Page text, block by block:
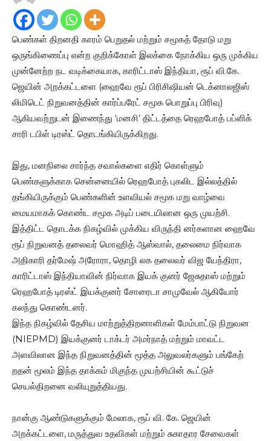
பெண்கள் திறனதி காரம் பெறுதல் மற்றும் சமூகத் தோடு மறு
ஒருங்கிணைப்பு என்ற குறிக்கோள் இலக்கை நோக்கிய ஒரு முக்கிய
முன்னேற்ற நட வடிக்கையாக, காரிட்டாஸ் இந்தியா, ரூப் வி.கே.
ஜெயின் அறக்கட்டளை (ஹைவே ரூப் பிரிசிஷியன் டெக்னாலஜிஸ்
லிமிடெட் நிறுவனத்தின் கார்ப்பரேட் சமூக பொறுப்பு பிரிவு)
ஆகியவற்றுடன் இணைந்து ‘மனசி’ திட்டத்தை ரெஹபோத் பப்ளிக்
சாரி டபிள் டிரஸ்ட் தொடங்கியிருக்கிறது.
இது, மனநிலை சார்ந்த சவால்களை எதிர் கொள்ளும்
பெண்களுக்காக சென்னையில் ரெஹபோத் புகலிட இல்லத்தில்
தங்கியிருக்கும் பெண்களின் உளவியல் சமூக மறு வாழ்வை
மையமாகக் கொண்ட சமூக அடிப் படையிலான ஒரு முயற்சி.
இத்திட்ட தொடக்க நிகழ்வில் முக்கிய விருந்தி னர்களான ஹைவே
ரூப் நிறுவனத் தலைவர் மொஹித் ஆஸ்வால், தலைமை நிர்வாக
அதிகாரி தர்மேஷ் அரோரா, தொழி லக தலைவர் விஜ யேந்திரா,
காரிட்டாஸ் இந்தியாவின் நிர்வாக இயக் குனர் ஜேசுதாஸ் மற்றும்
ரெஹபோத் டிரஸ்ட் இயக்குனர் சோரைடா சாமுவேல் ஆகியோர்
கலந்து கொண்டனர்.
இந்த நிகழ்வில் தேசிய மாற்றுத்திறனாளிகள் மேம்பாட்டு நிறுவன
(NIEPMD) இயக்குனர் டாக்டர் அமர்நாத் மற்றும் மாவட்ட
அளவிலான இந்த நிறுவனத்தின் மூத்த அலுவலர்களும் பங்கேற்
றதன் மூலம் இந்த தாக்கம் மிகுந்த முயற்சியின் கூட்டுச்
செயல்திறனை வலியுறுத்தியது.
நான்கு ஆண்டுகளுக்கும் மேலாக, ரூப் வி. கே. ஜெயின்
அறக்கட்டளை, மருத்துவ உதவிகள் மற்றும் சுகாதார சேவைகள்